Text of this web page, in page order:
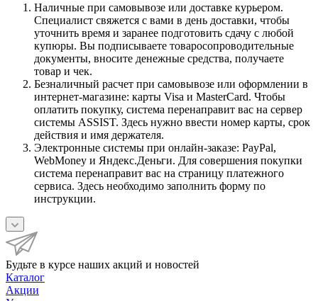
Наличные при самовывозе или доставке курьером.
Специалист свяжется с вами в день доставки, чтобы
уточнить время и заранее подготовить сдачу с любой
купюры. Вы подписываете товаросопроводительные
документы, вносите денежные средства, получаете
товар и чек.
Безналичный расчет при самовывозе или оформлении в
интернет-магазине: карты Visa и MasterCard. Чтобы
оплатить покупку, система перенаправит вас на сервер
системы ASSIST. Здесь нужно ввести номер карты, срок
действия и имя держателя.
Электронные системы при онлайн-заказе: PayPal,
WebMoney и Яндекс.Деньги. Для совершения покупки
система перенаправит вас на страницу платежного
сервиса. Здесь необходимо заполнить форму по
инструкции.
Будьте в курсе наших акций и новостей
Каталог
Акции